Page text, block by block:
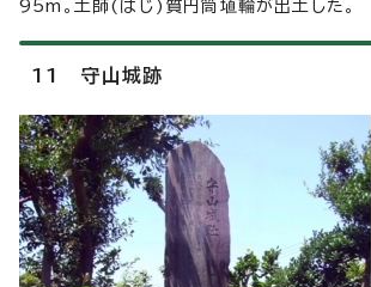
95m。土師(はじ)質円筒埴輪が出土した。
11 守山城跡